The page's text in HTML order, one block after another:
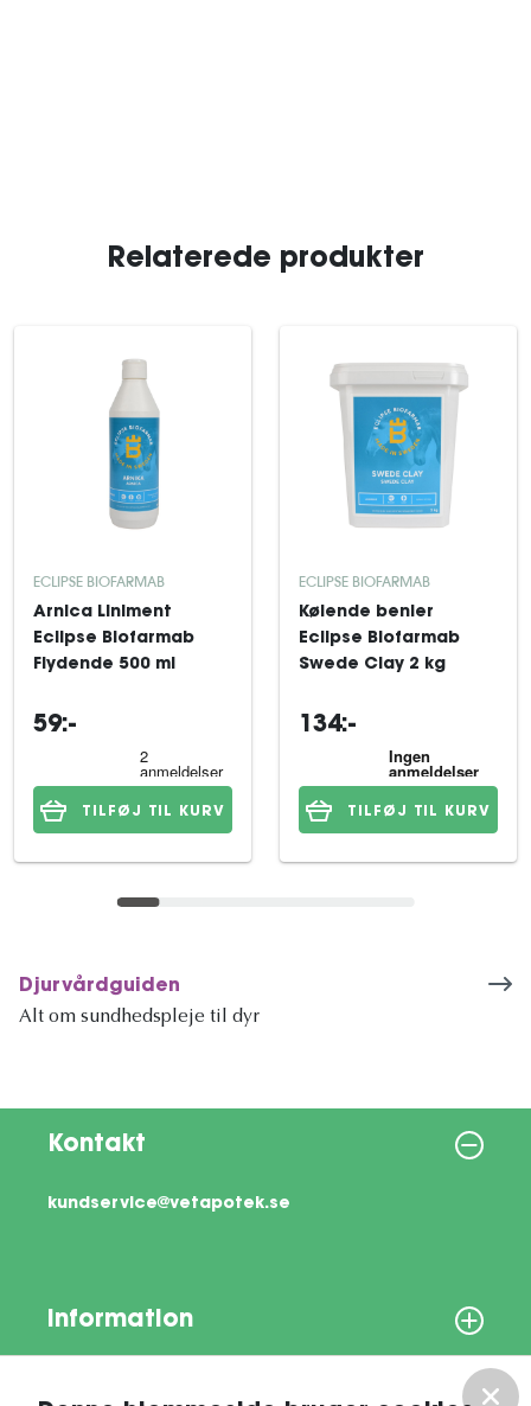
Relaterede produkter
ECLIPSE BIOFARMAB
Arnica Liniment
Eclipse Biofarmab
Flydende 500 ml
59:-
TILFØJ TIL KURV
ECLIPSE BIOFARMAB
Kølende benler
Eclipse Biofarmab
Swede Clay 2 kg
134:-
TILFØJ TIL KURV
Djurvårdguiden
Alt om sundhedspleje til dyr
Kontakt
kundservice@vetapotek.se
Information